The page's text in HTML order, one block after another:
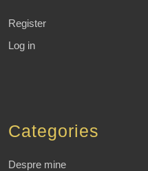
Register
Log in
Categories
Despre mine